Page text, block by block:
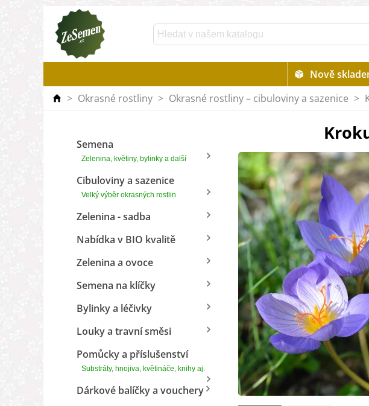
Nově
> Okrasné rostliny > Okrasné rostliny – cibuloviny a sazenice >
Semena
Zelenina, květiny, bylinky a další
Cibuloviny a sazenice
Velký výběr okrasných rostlin
Zelenina - sadba
Nabídka v BIO kvalitě
Zelenina a ovoce
Semena na klíčky
Bylinky a léčivky
Louky a travní směsi
Pomůcky a příslušenství
Substráty, hnojiva, květináče, knihy aj.
Dárkové balíčky a vouchery